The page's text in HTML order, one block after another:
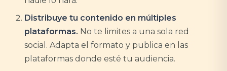
Distribuye tu contenido en múltiples
plataformas. No te limites a una sola red
social. Adapta el formato y publica en las
plataformas donde esté tu audiencia.